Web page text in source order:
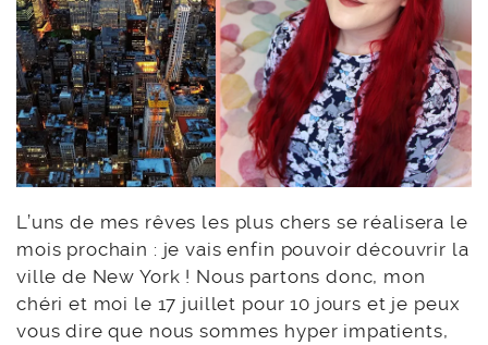
L’uns de mes rêves les plus chers se réalisera le
mois prochain : je vais enfin pouvoir découvrir la
ville de New York ! Nous partons donc, mon
chéri et moi le 17 juillet pour 10 jours et je peux
vous dire que nous sommes hyper impatients,